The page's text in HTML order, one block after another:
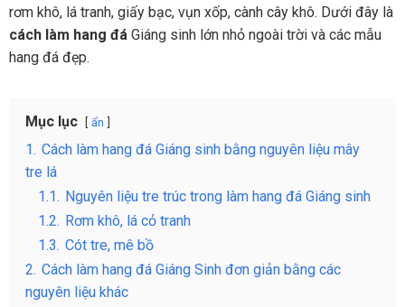
rơm khô, lá tranh, giấy bạc, vụn xốp, cành cây khô. Dưới đây là
cách làm hang đá Giáng sinh lớn nhỏ ngoài trời và các mẫu
hang đá đẹp.
Mục lục ẩn
1. Cách làm hang đá Giáng sinh bằng nguyên liệu mây
tre lá
1.1. Nguyên liệu tre trúc trong làm hang đá Giáng sinh
1.2. Rơm khô, lá cỏ tranh
1.3. Cót tre, mê bồ
2. Cách làm hang đá Giáng Sinh đơn giản bằng các
nguyên liệu khác